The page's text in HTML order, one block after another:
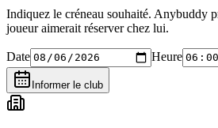
Indiquez le créneau souhaité. Anybuddy
joueur aimerait réserver chez lui.
Date Heure
Informer le club